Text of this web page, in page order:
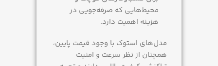
محیط‌هایی که صرفه‌جویی در
هزینه اهمیت دارد.
مدل‌های استوک با وجود قیمت پایین،
همچنان از نظر سرعت و امنیت